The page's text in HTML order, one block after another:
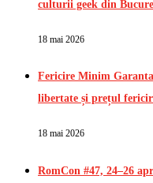
culturii geek din
18 mai 2026
Fericire Minim
libertate și prețul
18 mai 2026
RomCon #47, 24–26